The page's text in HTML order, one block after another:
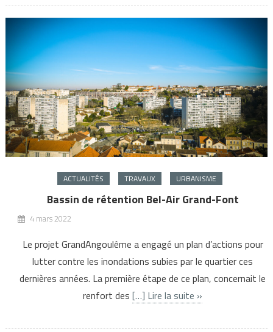
ACTUALITÉS TRAVAUX URBANISME
Bassin de rétention Bel-Air Grand-Font
4 mars 2022
Le projet GrandAngoulême a engagé un plan d’actions pour
lutter contre les inondations subies par le quartier ces
dernières années. La première étape de ce plan, concernait le
renfort des […] Lire la suite »